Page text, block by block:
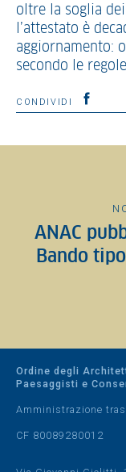
oltre la soglia
l’attestato è
aggiornamento:
secondo le
CONDIVIDI
ANAC
Bando
Ordine degli
Paesaggisti e
Amministrazione
CF 80089280012